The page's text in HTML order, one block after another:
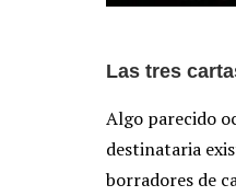
Las tres
Algo parecido
destinataria
borradores de